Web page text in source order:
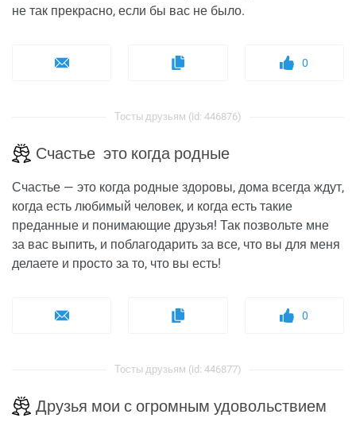
не так прекрасно, если бы вас не было.
0
Тосты друзьям (id: 446876)
Счастье это когда родные
Счастье — это когда родные здоровы, дома всегда ждут,
когда есть любимый человек, и когда есть такие
преданные и понимающие друзья! Так позвольте мне
за вас выпить, и поблагодарить за все, что вы для меня
делаете и просто за то, что вы есть!
0
Тосты друзьям (id: 446877)
Друзья мои с огромным удовольствием